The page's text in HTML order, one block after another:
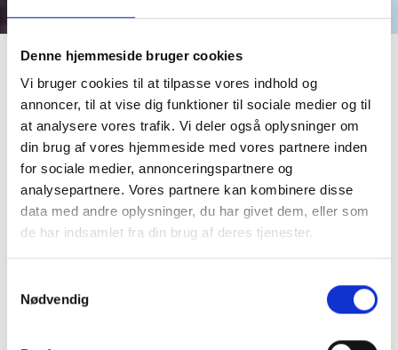
Denne hjemmeside bruger cookies
Vi bruger cookies til at tilpasse vores indhold og
annoncer, til at vise dig funktioner til sociale medier og til
at analysere vores trafik. Vi deler også oplysninger om
din brug af vores hjemmeside med vores partnere inden
for sociale medier, annonceringspartnere og
analysepartnere. Vores partnere kan kombinere disse
data med andre oplysninger, du har givet dem, eller som
de har indsamlet fra din brug af deres tjenester.
Nødvendig
Skolepenge
Gentofte Gymnasium er et privat gymnasium og du
skal derfor betale skolepenge.
De månedlige skolepenge er afhængige af din SU.